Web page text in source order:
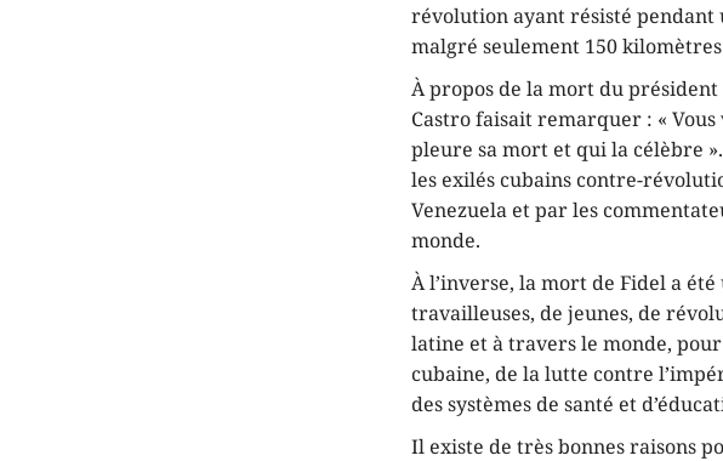
révolution ayant résisté pendant
malgré seulement 150
À propos de la mort du
Castro faisait remarquer : «
pleure sa mort et qui la célèbre
les exilés cubains contre-
Venezuela et par les
monde.
À l’inverse, la mort de Fidel a
travailleuses, de jeunes, de
latine et à travers le monde,
cubaine, de la lutte contre
des systèmes de santé et
Il existe de très bonnes raisons